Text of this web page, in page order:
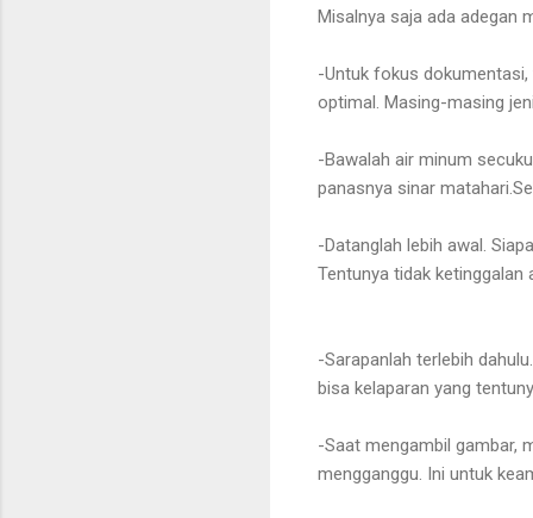
Misalnya saja ada adegan
-Untuk fokus
optimal. Masing-masing
-Bawalah air minum
panasnya sinar
-Datanglah lebih awal.
Tentunya tidak ketinggalan
-Sarapanlah terlebih
bisa kelaparan yang
-Saat mengambil gambar,
mengganggu. Ini untuk